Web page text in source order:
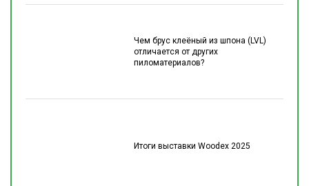
Чем брус клеёный из шпона (LVL)
отличается от других
пиломатериалов?
Итоги выставки Woodex 2025